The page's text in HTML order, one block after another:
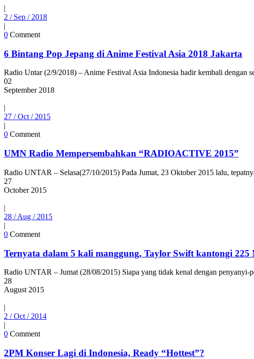
|
2 / Sep / 2018
|
0 Comment
6 Bintang Pop Jepang di Anime Festival Asia 2018 Jakarta
Radio Untar (2/9/2018) – Anime Festival Asia Indonesia hadir kembali
02
September 2018
|
27 / Oct / 2015
|
0 Comment
UMN Radio Mempersembahkan “RADIOACTIVE 2015”
Radio UNTAR – Selasa(27/10/2015) Pada Jumat, 23 Oktober 2015 lalu,
27
October 2015
|
28 / Aug / 2015
|
0 Comment
Ternyata dalam 5 kali manggung, Taylor Swift kantongi
Radio UNTAR – Jumat (28/08/2015) Siapa yang tidak kenal dengan
28
August 2015
|
2 / Oct / 2014
|
0 Comment
2PM Konser Lagi di Indonesia, Ready “Hottest”?